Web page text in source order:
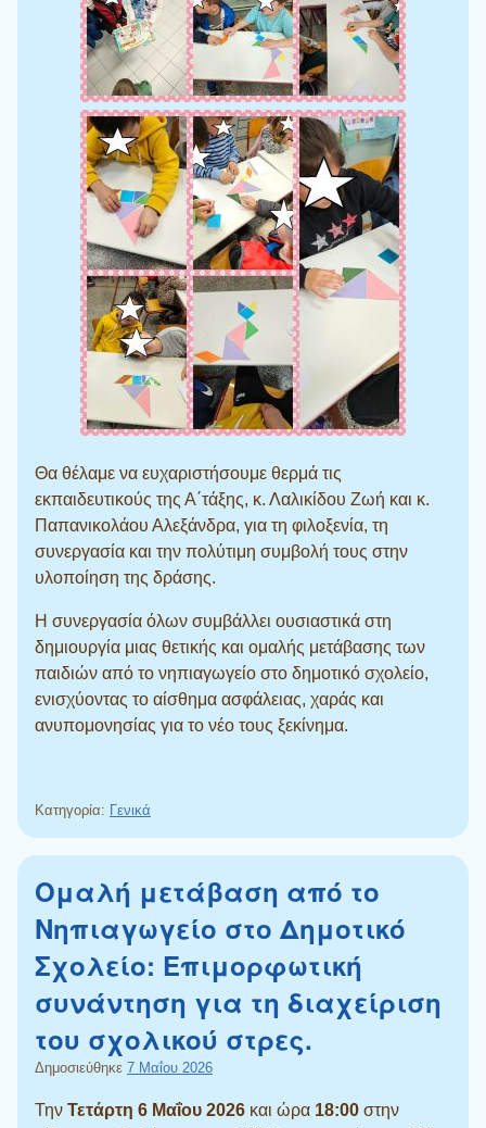
Θα θέλαμε να ευχαριστήσουμε θερμά τις
εκπαιδευτικούς της Α΄τάξης, κ. Λαλικίδου Ζωή και κ.
Παπανικολάου Αλεξάνδρα, για τη φιλοξενία, τη
συνεργασία και την πολύτιμη συμβολή τους στην
υλοποίηση της δράσης.
Η συνεργασία όλων συμβάλλει ουσιαστικά στη
δημιουργία μιας θετικής και ομαλής μετάβασης των
παιδιών από το νηπιαγωγείο στο δημοτικό σχολείο,
ενισχύοντας το αίσθημα ασφάλειας, χαράς και
ανυπομονησίας για το νέο τους ξεκίνημα.
Κατηγορία: Γενικά
Ομαλή μετάβαση από το
Νηπιαγωγείο στο Δημοτικό
Σχολείο: Επιμορφωτική
συνάντηση για τη διαχείριση
του σχολικού στρες.
Δημοσιεύθηκε 7 Μαΐου 2026
Την Τετάρτη 6 Μαΐου 2026 και ώρα 18:00 στην